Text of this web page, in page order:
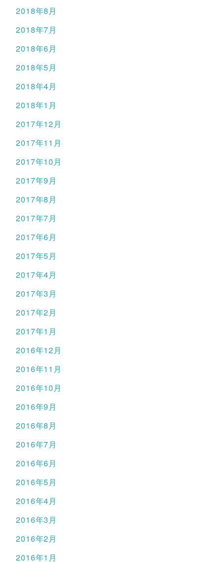
2018年8月
2018年7月
2018年6月
2018年5月
2018年4月
2018年1月
2017年12月
2017年11月
2017年10月
2017年9月
2017年8月
2017年7月
2017年6月
2017年5月
2017年4月
2017年3月
2017年2月
2017年1月
2016年12月
2016年11月
2016年10月
2016年9月
2016年8月
2016年7月
2016年6月
2016年5月
2016年4月
2016年3月
2016年2月
2016年1月